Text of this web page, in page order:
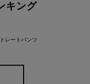
キング
レートパンツ